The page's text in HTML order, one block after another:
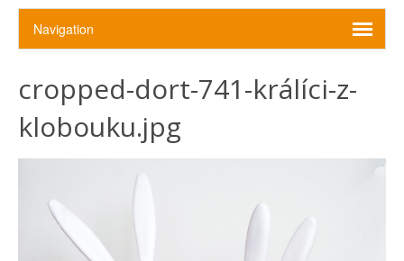
cropped-dort-741-králíci-z-
klobouku.jpg